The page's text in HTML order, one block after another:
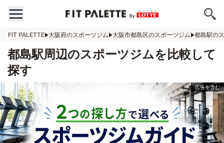
FIT PALETTE 大阪府のスポーツジム 大阪市都島区のスポーツジム 都島駅の
都島駅周辺のスポーツジムを比較して
探す